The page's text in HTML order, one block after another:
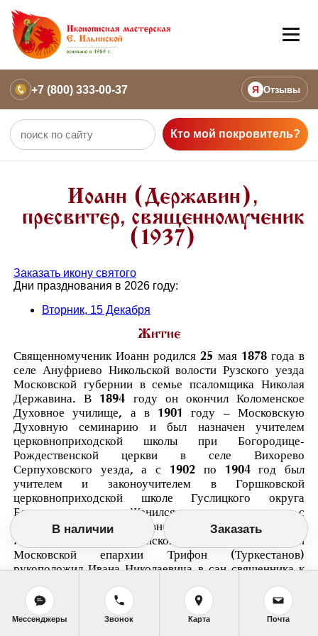
+7 (800) 333-00-37 Я Отзывы
Кто мой покровитель?
Иоанн (Державин),
пресвитер, священномученик
(1937)
Заказать икону святого
Дни празднования в 2026 году:
Вторник, 15 Декабря
Житие
Священномученик Иоанн родился 25 мая 1878 года в
селе Ануфриево Никольской волости Рузского уезда
Московской губернии в семье псаломщика Николая
Державина. В 1894 году он окончил Коломенское
Духовное училище, а в 1901 году – Московскую
Духовную семинарию и был назначен учителем
церковноприходской школы при Богородице-
Рождественской церкви в селе Вихорево
Серпуховского уезда, а с 1902 по 1904 год был
учителем и законоучителем в Горшковской
церковноприходской школе Гуслицкого округа
Богородского уезда. Женился, впоследствии у них с
супругой Пелагией Петровной родилось девять детей.
7 августа 1904 года епископ Дмитровский, викарий
Московской епархии Трифон (Туркестанов)
рукоположил Ивана Николаевича в сан священника к
Никольской церкви в селе Милет Богородского уезда.
С этого же времени он стал законоучителем в
Милетском земском начальном училище. За
благоговейное исполнение священнических
В наличии Заказать
Мессенджеры Звонок Карта Почта